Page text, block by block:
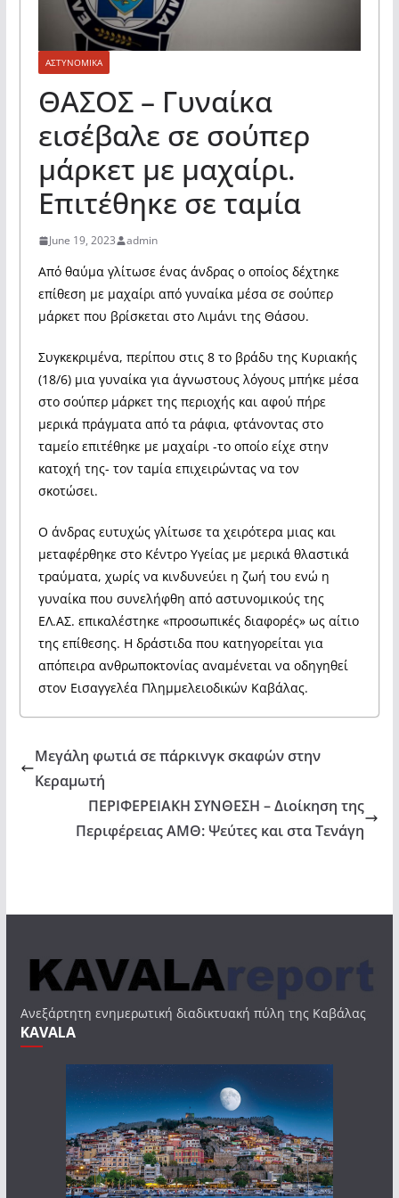
ΑΣΤΥΝΟΜΙΚΑ
ΘΑΣΟΣ – Γυναίκα
εισέβαλε σε σούπερ
μάρκετ με μαχαίρι.
Επιτέθηκε σε ταμία
June 19, 2023 admin
Από θαύμα γλίτωσε ένας άνδρας ο οποίος δέχτηκε
επίθεση με μαχαίρι από γυναίκα μέσα σε σούπερ
μάρκετ που βρίσκεται στο Λιμάνι της Θάσου.
Συγκεκριμένα, περίπου στις 8 το βράδυ της Κυριακής
(18/6) μια γυναίκα για άγνωστους λόγους μπήκε μέσα
στο σούπερ μάρκετ της περιοχής και αφού πήρε
μερικά πράγματα από τα ράφια, φτάνοντας στο
ταμείο επιτέθηκε με μαχαίρι -το οποίο είχε στην
κατοχή της- τον ταμία επιχειρώντας να τον
σκοτώσει.
Ο άνδρας ευτυχώς γλίτωσε τα χειρότερα μιας και
μεταφέρθηκε στο Κέντρο Υγείας με μερικά θλαστικά
τραύματα, χωρίς να κινδυνεύει η ζωή του ενώ η
γυναίκα που συνελήφθη από αστυνομικούς της
ΕΛ.ΑΣ. επικαλέστηκε «προσωπικές διαφορές» ως αίτιο
της επίθεσης. Η δράστιδα που κατηγορείται για
απόπειρα ανθρωποκτονίας αναμένεται να οδηγηθεί
στον Εισαγγελέα Πλημμελειοδικών Καβάλας.
Μεγάλη φωτιά σε πάρκινγκ σκαφών στην
Κεραμωτή
ΠΕΡΙΦΕΡΕΙΑΚΗ ΣΥΝΘΕΣΗ – Διοίκηση της
Περιφέρειας ΑΜΘ: Ψεύτες και στα Τενάγη
Ανεξάρτητη ενημερωτική διαδικτυακή πύλη της Καβάλας
KAVALA